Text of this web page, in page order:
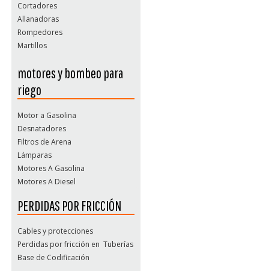
Cortadores
Allanadoras
Rompedores
Martillos
Placas Vibratorias
motores y bombeo para
riego
Motor a Gasolina
Desnatadores
Filtros de Arena
Lámparas
Motores A Gasolina
Motores A Diesel
Raquetas
PERDIDAS POR FRICCIÓN
Cables y protecciones
Perdidas por fricción en Tuberías
Base de Codificación